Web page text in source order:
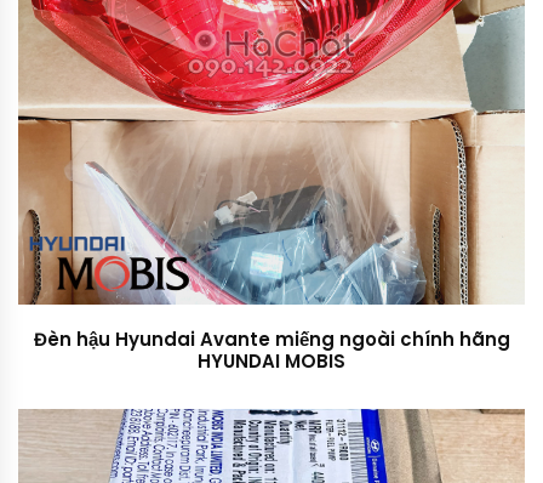
Đèn hậu Hyundai Avante miếng ngoài chính hãng
HYUNDAI MOBIS